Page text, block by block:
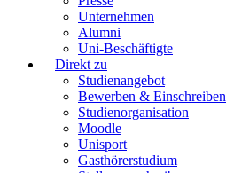
Unternehmen
Alumni
Uni-Beschäftigte
Direkt zu
Studienangebot
Bewerben & Einschreiben
Studienorganisation
Moodle
Unisport
Gasthörerstudium